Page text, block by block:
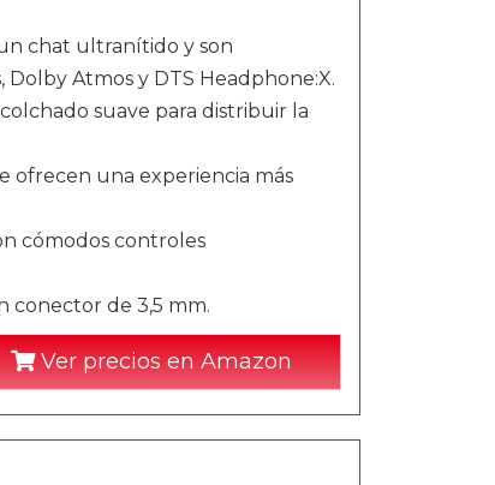
chat ultranítido y son
Atmos y DTS Headphone:X.
suave para distribuir la
ofrecen una experiencia más
cómodos controles
conector de 3,5 mm.
Ver precios en Amazon